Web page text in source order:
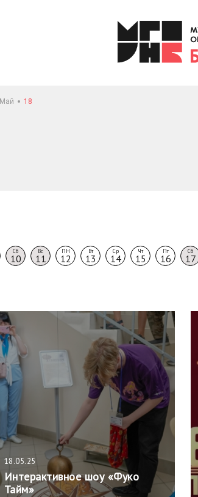
Май 18
Сб
10
Вс
11
ПН
12
Вт
13
Ср
14
Чт
15
Пт
16
Сб
17
18.05.25
Интерактивное шоу «Фуко
Тайм»